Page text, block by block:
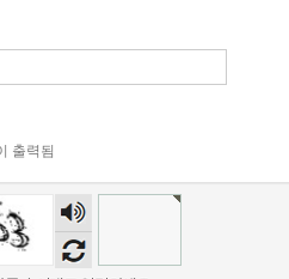
출력됨
숫자
음성
듣기